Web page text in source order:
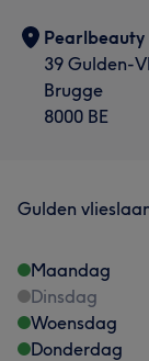
Pearlbeauty
39 Gulden-
Brugge
8000 BE
Gulden
Maandag
Dinsdag
Woensdag
Donderdag